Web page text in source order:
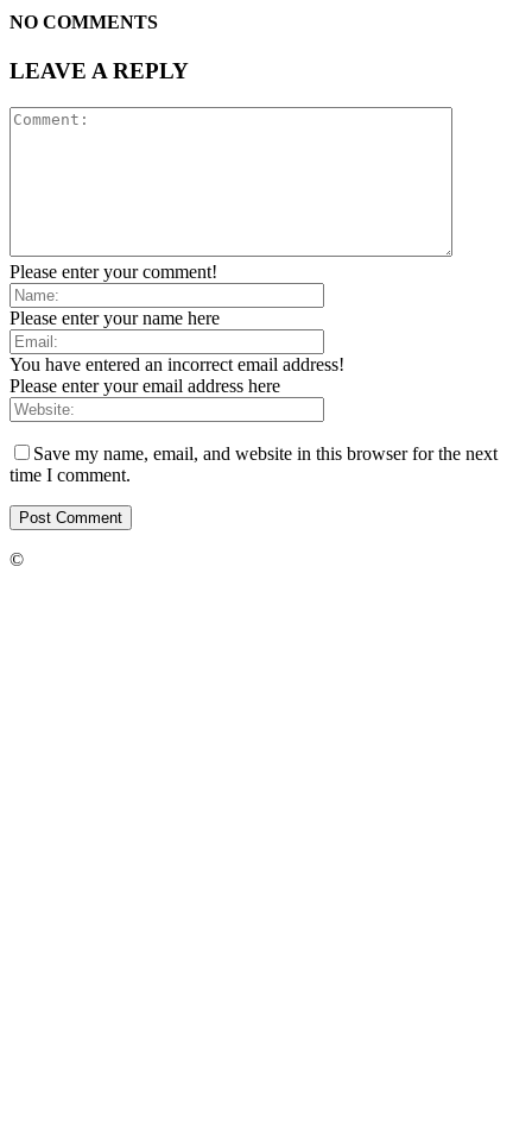
NO COMMENTS
LEAVE A REPLY
Please enter your comment!
Please enter your name here
You have entered an incorrect email address!
Please enter your email address here
Save my name, email, and website in this browser for the next
time I comment.
©